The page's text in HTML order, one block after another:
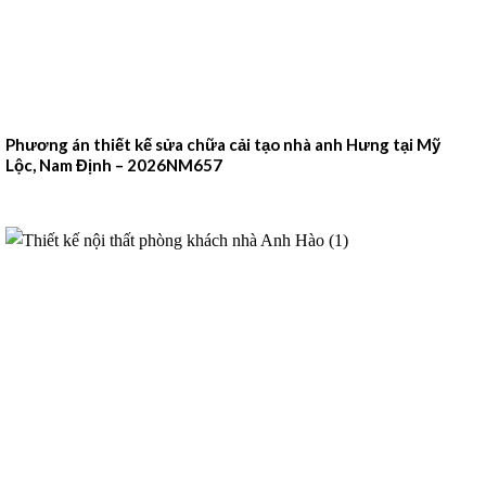
Phương án thiết kế sửa chữa cải tạo nhà anh Hưng tại Mỹ
Lộc, Nam Định – 2026NM657